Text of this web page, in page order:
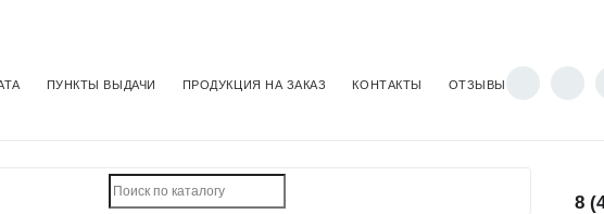
ПУНКТЫ ВЫДАЧИ ПРОДУКЦИЯ НА ЗАКАЗ КОНТАКТЫ ОТЗЫВЫ
8